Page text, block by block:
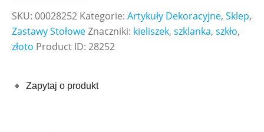
SKU: 00028252 Kategorie: Artykuły Dekoracyjne, Sklep,
Zastawy StołoweZnaczniki: kieliszek, szklanka, szkło,
złoto Product ID: 28252
Zapytaj o produkt